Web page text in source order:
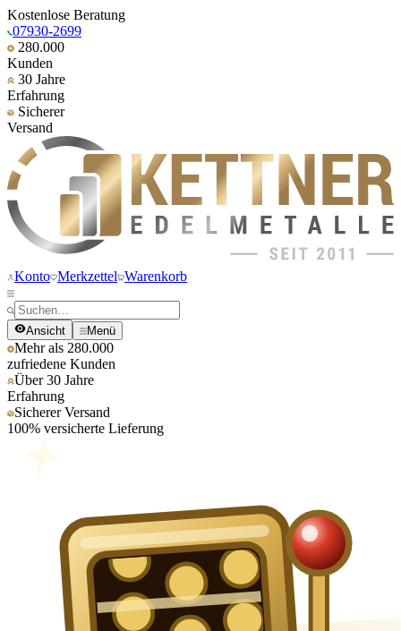
Kostenlose Beratung
07930-2699
280.000
Kunden
30 Jahre
Erfahrung
Sicherer
Versand
Konto Merkzettel Warenkorb
Ansicht Menü
Mehr als 280.000
zufriedene Kunden
Über 30 Jahre
Erfahrung
Sicherer Versand
100% versicherte Lieferung